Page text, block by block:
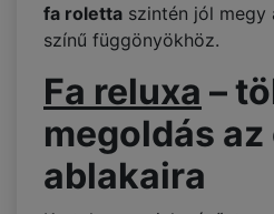
fa roletta szintén jól megy
színű függönyökhöz.
Fa reluxa –
megoldás az
ablakaira